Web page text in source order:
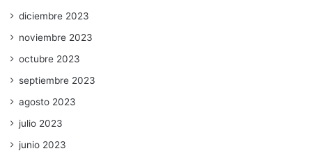
diciembre 2023
noviembre 2023
octubre 2023
septiembre 2023
agosto 2023
julio 2023
junio 2023